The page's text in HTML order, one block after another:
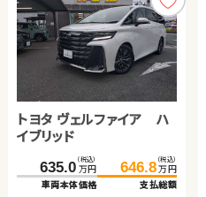
トヨタ ヴェルファイア ハ
イブリッド
635.0 （税込）
万円
車両本体価格
646.8 （税込）
万円
支払総額
ダイハツ タント
71.6（税込）
万円
車両本体価格
79.9（税込）
万円
諸費用：8.3 万円（税込）
なし 茨城県
ホンダ フリード
175.8（税込）
万円
車両本体価格
179.8（税込）
万円
諸費用：4.0 万円（税込）
あり 北海道